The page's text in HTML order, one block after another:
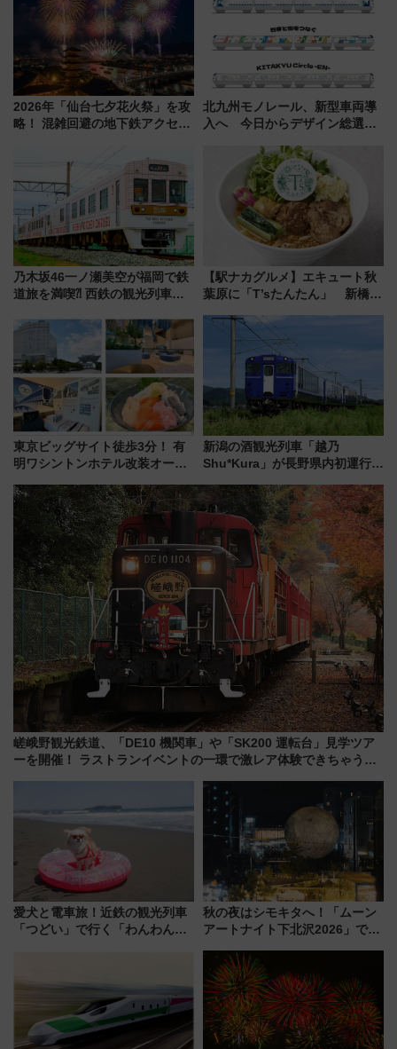
2026年「仙台七夕花火祭」を攻
略！ 混雑回避の地下鉄アクセス
火前に楽しむ仙台観光ルートま
北九州モノレール、新型車両導
入へ 今日からデザイン総選挙
乃木坂46一ノ瀬美空が福岡で鉄
道旅を満喫⁈ 西鉄の観光列車
CHIKUGO」で巡る福岡･太宰
府･柳川の旅！YouTubeが公開
に
【駅ナカグルメ】エキュート秋
葉原に「T’sたんたん」 新橋に
饅」、オムライス専門店「肉と
たまご」新グルメ続々登場！
【2026年8月】
東京ビッグサイト徒歩3分！ 有
明ワシントンホテル改装オープ
客室」や海鮮丼が人気の朝食ビ
ュッフェを現地レポ
新潟の酒観光列車「越乃
Shu*Kura」が長野県内初運行！
別企画
嵯峨野観光鉄道、「DE10 機関車」や「SK200 運転台」見学ツア
ーを開催！ ラストランイベントの一環で激レア体験できちゃうか
愛犬と電車旅！近鉄の観光列車
「つどい」で行く「わんわん列
秋の夜はシモキタへ！「ムーン
アートナイト下北沢2026」でイ
を満喫しよう